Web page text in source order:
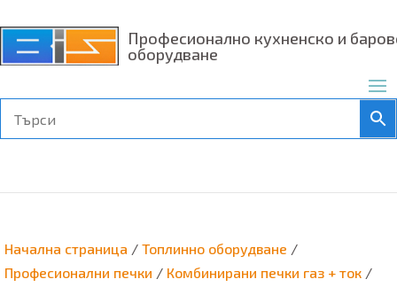
Професионално кухненско и
оборудване
Начална страница / Топлинно оборудване /
Професионални печки / Комбинирани печки газ + ток /